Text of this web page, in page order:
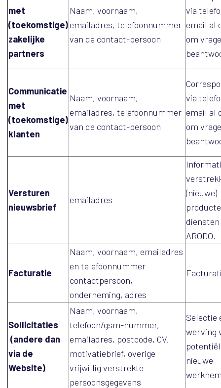
met
(toekomstige)
zakelijke
partners
Naam, voornaam,
emailadres, telefoonnummer
van de contact-persoon
via
email al
om
Communicatie
met
(toekomstige)
klanten
Naam, voornaam,
emailadres, telefoonnummer
van de contact-persoon
via
email al
om
Versturen
nieuwsbrief
emailadres
(nieuwe)
ARODO.
Facturatie
Naam, voornaam, emailadres
en telefoonnummer
contactpersoon,
onderneming, adres
Sollicitaties
(andere dan
via de
Website)
Naam, voornaam,
telefoon/gsm-nummer,
emailadres, postcode, CV,
motivatiebrief, overige
vrijwillig verstrekte
persoonsgegevens
Selectie
werving
nieuwe